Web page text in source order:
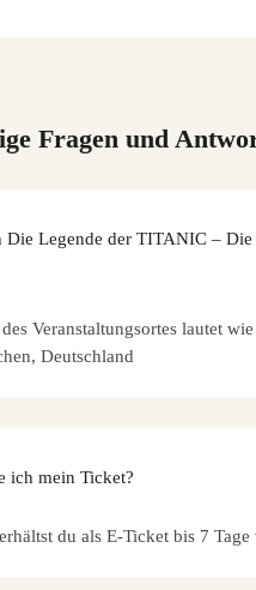
Fragen und
Die Legende der TITANIC –
Veranstaltungsortes lautet
Deutschland
ich mein Ticket?
du als E-Ticket bis 7